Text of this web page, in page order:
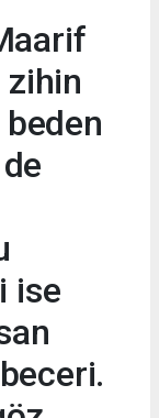
beden
ise